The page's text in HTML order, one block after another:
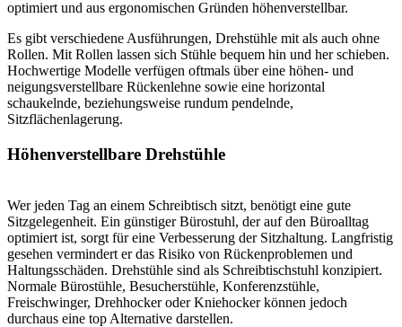
optimiert und aus ergonomischen Gründen höhenverstellbar.
Es gibt verschiedene Ausführungen, Drehstühle mit als auch ohne
Rollen. Mit Rollen lassen sich Stühle bequem hin und her schieben.
Hochwertige Modelle verfügen oftmals über eine höhen- und
neigungsverstellbare Rückenlehne sowie eine horizontal
schaukelnde, beziehungsweise rundum pendelnde,
Sitzflächenlagerung.
Höhenverstellbare Drehstühle
Wer jeden Tag an einem Schreibtisch sitzt, benötigt eine gute
Sitzgelegenheit. Ein günstiger Bürostuhl, der auf den Büroalltag
optimiert ist, sorgt für eine Verbesserung der Sitzhaltung. Langfristig
gesehen vermindert er das Risiko von Rückenproblemen und
Haltungsschäden. Drehstühle sind als Schreibtischstuhl konzipiert.
Normale Bürostühle, Besucherstühle, Konferenzstühle,
Freischwinger, Drehhocker oder Kniehocker können jedoch
durchaus eine top Alternative darstellen.